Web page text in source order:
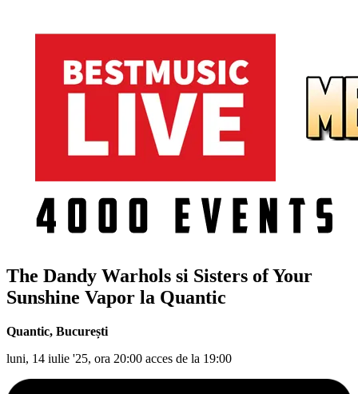
The Dandy Warhols si Sisters of Your
Sunshine Vapor la Quantic
Quantic, București
luni, 14 iulie '25, ora 20:00 acces de la 19:00